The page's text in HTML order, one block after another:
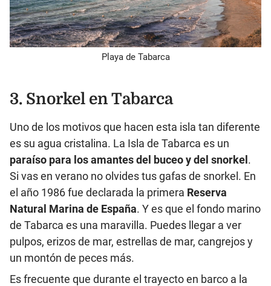
Playa de Tabarca
3. Snorkel en Tabarca
Uno de los motivos que hacen esta isla tan diferente
es su agua cristalina. La Isla de Tabarca es un
paraíso para los amantes del buceo y del snorkel .
Si vas en verano no olvides tus gafas de snorkel. En
el año 1986 fue declarada la primera Reserva
Natural Marina de España. Y es que el fondo marino
de Tabarca es una maravilla. Puedes llegar a ver
pulpos, erizos de mar, estrellas de mar, cangrejos y
un montón de peces más.
Es frecuente que durante el trayecto en barco a la